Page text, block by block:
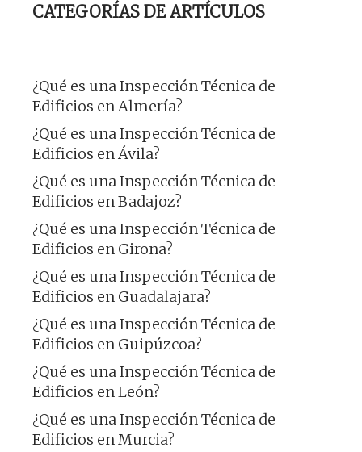
CATEGORÍAS DE ARTÍCULOS
¿Qué es una Inspección Técnica de
Edificios en Almería?
¿Qué es una Inspección Técnica de
Edificios en Ávila?
¿Qué es una Inspección Técnica de
Edificios en Badajoz?
¿Qué es una Inspección Técnica de
Edificios en Girona?
¿Qué es una Inspección Técnica de
Edificios en Guadalajara?
¿Qué es una Inspección Técnica de
Edificios en Guipúzcoa?
¿Qué es una Inspección Técnica de
Edificios en León?
¿Qué es una Inspección Técnica de
Edificios en Murcia?